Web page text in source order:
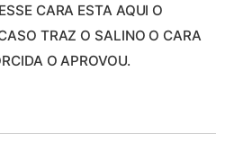
CARA ESTA AQUI O
TRAZ O SALINO O CARA
O APROVOU.